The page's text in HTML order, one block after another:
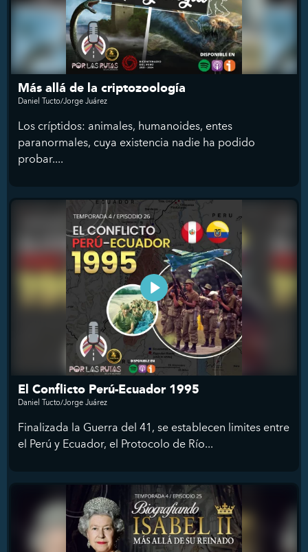
Más allá de la criptozoología
Daniel Tucto/Jorge Juárez
Los críptidos: animales, humanoides, entes
paranormales, cuya existencia nadie ha podido
probar....
El Conflicto Perú-Ecuador 1995
Daniel Tucto/Jorge Juárez
Finalizada la Guerra del 41, se establecen limites entre
el Perú y Ecuador, el Protocolo de Río...